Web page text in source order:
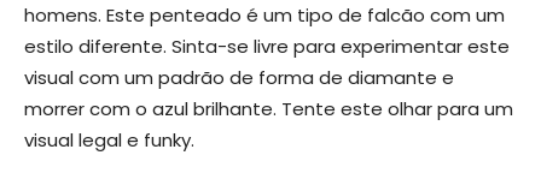
homens. Este penteado é um tipo de falcão com um
estilo diferente. Sinta-se livre para experimentar este
visual com um padrão de forma de diamante e
morrer com o azul brilhante. Tente este olhar para um
visual legal e funky.